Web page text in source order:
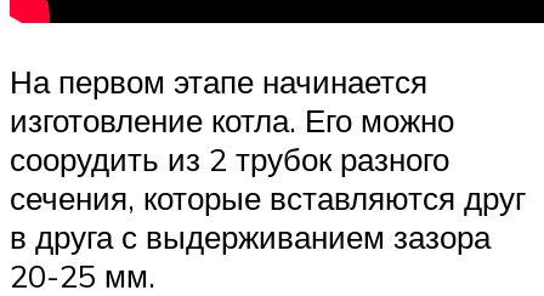
На первом этапе начинается
изготовление котла. Его можно
соорудить из 2 трубок разного
сечения, которые вставляются друг
в друга с выдерживанием зазора
20-25 мм.